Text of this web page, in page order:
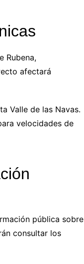
Rubena,
afectará
Valle de las Navas.
velocidades de
pública sobre
consultar los